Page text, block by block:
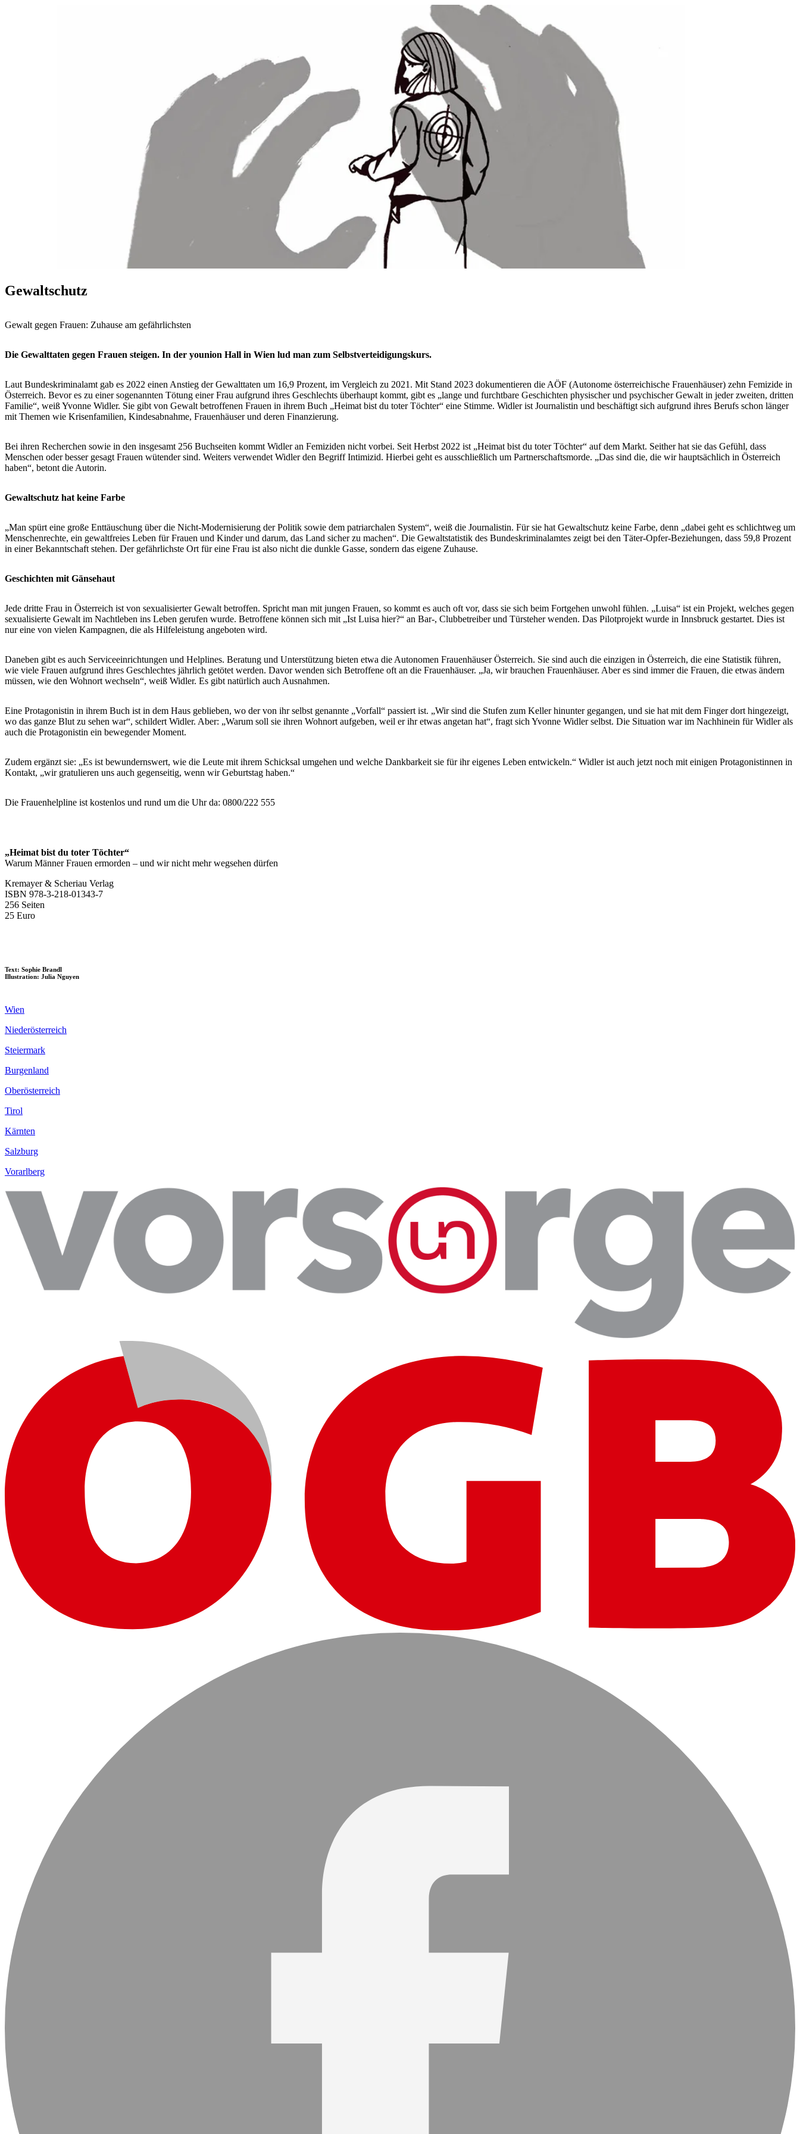
Gewaltschutz
Gewalt gegen Frauen: Zuhause am gefährlichsten
Die Gewalttaten gegen Frauen steigen. In der younion Hall in Wien lud man zum Selbstverteidigungskurs.
Laut Bundeskriminalamt gab es 2022 einen Anstieg der Gewalttaten um 16,9 Prozent, im Vergleich zu 2021. Mit Stand 2023 dokumentieren die AÖF (Autonome österreichische Frauenhäuser) zehn Femizide in
Österreich. Bevor es zu einer sogenannten Tötung einer Frau aufgrund ihres Geschlechts überhaupt kommt, gibt es „lange und furchtbare Geschichten physischer und psychischer Gewalt in jeder zweiten, dritten
Familie“, weiß Yvonne Widler. Sie gibt von Gewalt betroffenen Frauen in ihrem Buch „Heimat bist du toter Töchter“ eine Stimme. Widler ist Journalistin und beschäftigt sich aufgrund ihres Berufs schon länger
mit Themen wie Krisenfamilien, Kindesabnahme, Frauenhäuser und deren Finanzierung.
Bei ihren Recherchen sowie in den insgesamt 256 Buchseiten kommt Widler an Femiziden nicht vorbei. Seit Herbst 2022 ist „Heimat bist du toter Töchter“ auf dem Markt. Seither hat sie das Gefühl, dass
Menschen oder besser gesagt Frauen wütender sind. Weiters verwendet Widler den Begriff Intimizid. Hierbei geht es ausschließlich um Partnerschaftsmorde. „Das sind die, die wir hauptsächlich in Österreich
haben“, betont die Autorin.
Gewaltschutz hat keine Farbe
„Man spürt eine große Enttäuschung über die Nicht-Modernisierung der Politik sowie dem patriarchalen System“, weiß die Journalistin. Für sie hat Gewaltschutz keine Farbe, denn „dabei geht es schlichtweg um
Menschenrechte, ein gewaltfreies Leben für Frauen und Kinder und darum, das Land sicher zu machen“. Die Gewaltstatistik des Bundeskriminalamtes zeigt bei den Täter-Opfer-Beziehungen, dass 59,8 Prozent
in einer Bekanntschaft stehen. Der gefährlichste Ort für eine Frau ist also nicht die dunkle Gasse, sondern das eigene Zuhause.
Geschichten mit Gänsehaut
Jede dritte Frau in Österreich ist von sexualisierter Gewalt betroffen. Spricht man mit jungen Frauen, so kommt es auch oft vor, dass sie sich beim Fortgehen unwohl fühlen. „Luisa“ ist ein Projekt, welches gegen
sexualisierte Gewalt im Nachtleben ins Leben gerufen wurde. Betroffene können sich mit „Ist Luisa hier?“ an Bar-, Clubbetreiber und Türsteher wenden. Das Pilotprojekt wurde in Innsbruck gestartet. Dies ist
nur eine von vielen Kampagnen, die als Hilfeleistung angeboten wird.
Daneben gibt es auch Serviceeinrichtungen und Helplines. Beratung und Unterstützung bieten etwa die Autonomen Frauenhäuser Österreich. Sie sind auch die einzigen in Österreich, die eine Statistik führen,
wie viele Frauen aufgrund ihres Geschlechtes jährlich getötet werden. Davor wenden sich Betroffene oft an die Frauenhäuser. „Ja, wir brauchen Frauenhäuser. Aber es sind immer die Frauen, die etwas ändern
müssen, wie den Wohnort wechseln“, weiß Widler. Es gibt natürlich auch Ausnahmen.
Eine Protagonistin in ihrem Buch ist in dem Haus geblieben, wo der von ihr selbst genannte „Vorfall“ passiert ist. „Wir sind die Stufen zum Keller hinunter gegangen, und sie hat mit dem Finger dort hingezeigt,
wo das ganze Blut zu sehen war“, schildert Widler. Aber: „Warum soll sie ihren Wohnort aufgeben, weil er ihr etwas angetan hat“, fragt sich Yvonne Widler selbst. Die Situation war im Nachhinein für Widler als
auch die Protagonistin ein bewegender Moment.
Zudem ergänzt sie: „Es ist bewundernswert, wie die Leute mit ihrem Schicksal umgehen und welche Dankbarkeit sie für ihr eigenes Leben entwickeln.“ Widler ist auch jetzt noch mit einigen Protagonistinnen in
Kontakt, „wir gratulieren uns auch gegenseitig, wenn wir Geburtstag haben.“
Die Frauenhelpline ist kostenlos und rund um die Uhr da: 0800/222 555
„Heimat bist du toter Töchter“
Warum Männer Frauen ermorden – und wir nicht mehr wegsehen dürfen
Kremayer & Scheriau Verlag
ISBN 978-3-218-01343-7
256 Seiten
25 Euro
Text: Sophie Brandl
Illustration: Julia Nguyen
Wien
Niederösterreich
Steiermark
Burgenland
Oberösterreich
Tirol
Kärnten
Salzburg
Vorarlberg